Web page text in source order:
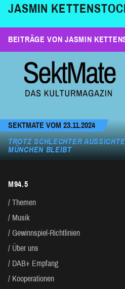
JASMIN
BEITRÄGE VON JASMIN
SEKTMATE VOM 23.11.2024
TROTZ SCHLECHTER
MÜNCHEN BLEIBT
M94.5
Themen
Musik
Gewinnspiel-Richtlinien
Über uns
DAB+ Empfang
Kooperationen